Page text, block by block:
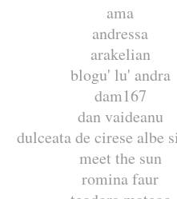
ama
andressa
arakelian
blogu' lu' andra
dam167
dan vaideanu
dulceata de cirese albe
meet the sun
romina faur